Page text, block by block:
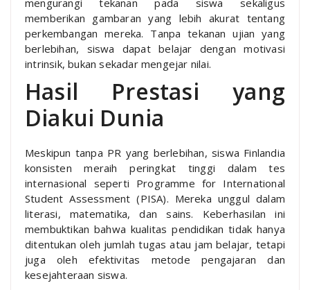
mengurangi tekanan pada siswa sekaligus
memberikan gambaran yang lebih akurat tentang
perkembangan mereka. Tanpa tekanan ujian yang
berlebihan, siswa dapat belajar dengan motivasi
intrinsik, bukan sekadar mengejar nilai.
Hasil Prestasi yang
Diakui Dunia
Meskipun tanpa PR yang berlebihan, siswa Finlandia
konsisten meraih peringkat tinggi dalam tes
internasional seperti Programme for International
Student Assessment (PISA). Mereka unggul dalam
literasi, matematika, dan sains. Keberhasilan ini
membuktikan bahwa kualitas pendidikan tidak hanya
ditentukan oleh jumlah tugas atau jam belajar, tetapi
juga oleh efektivitas metode pengajaran dan
kesejahteraan siswa.